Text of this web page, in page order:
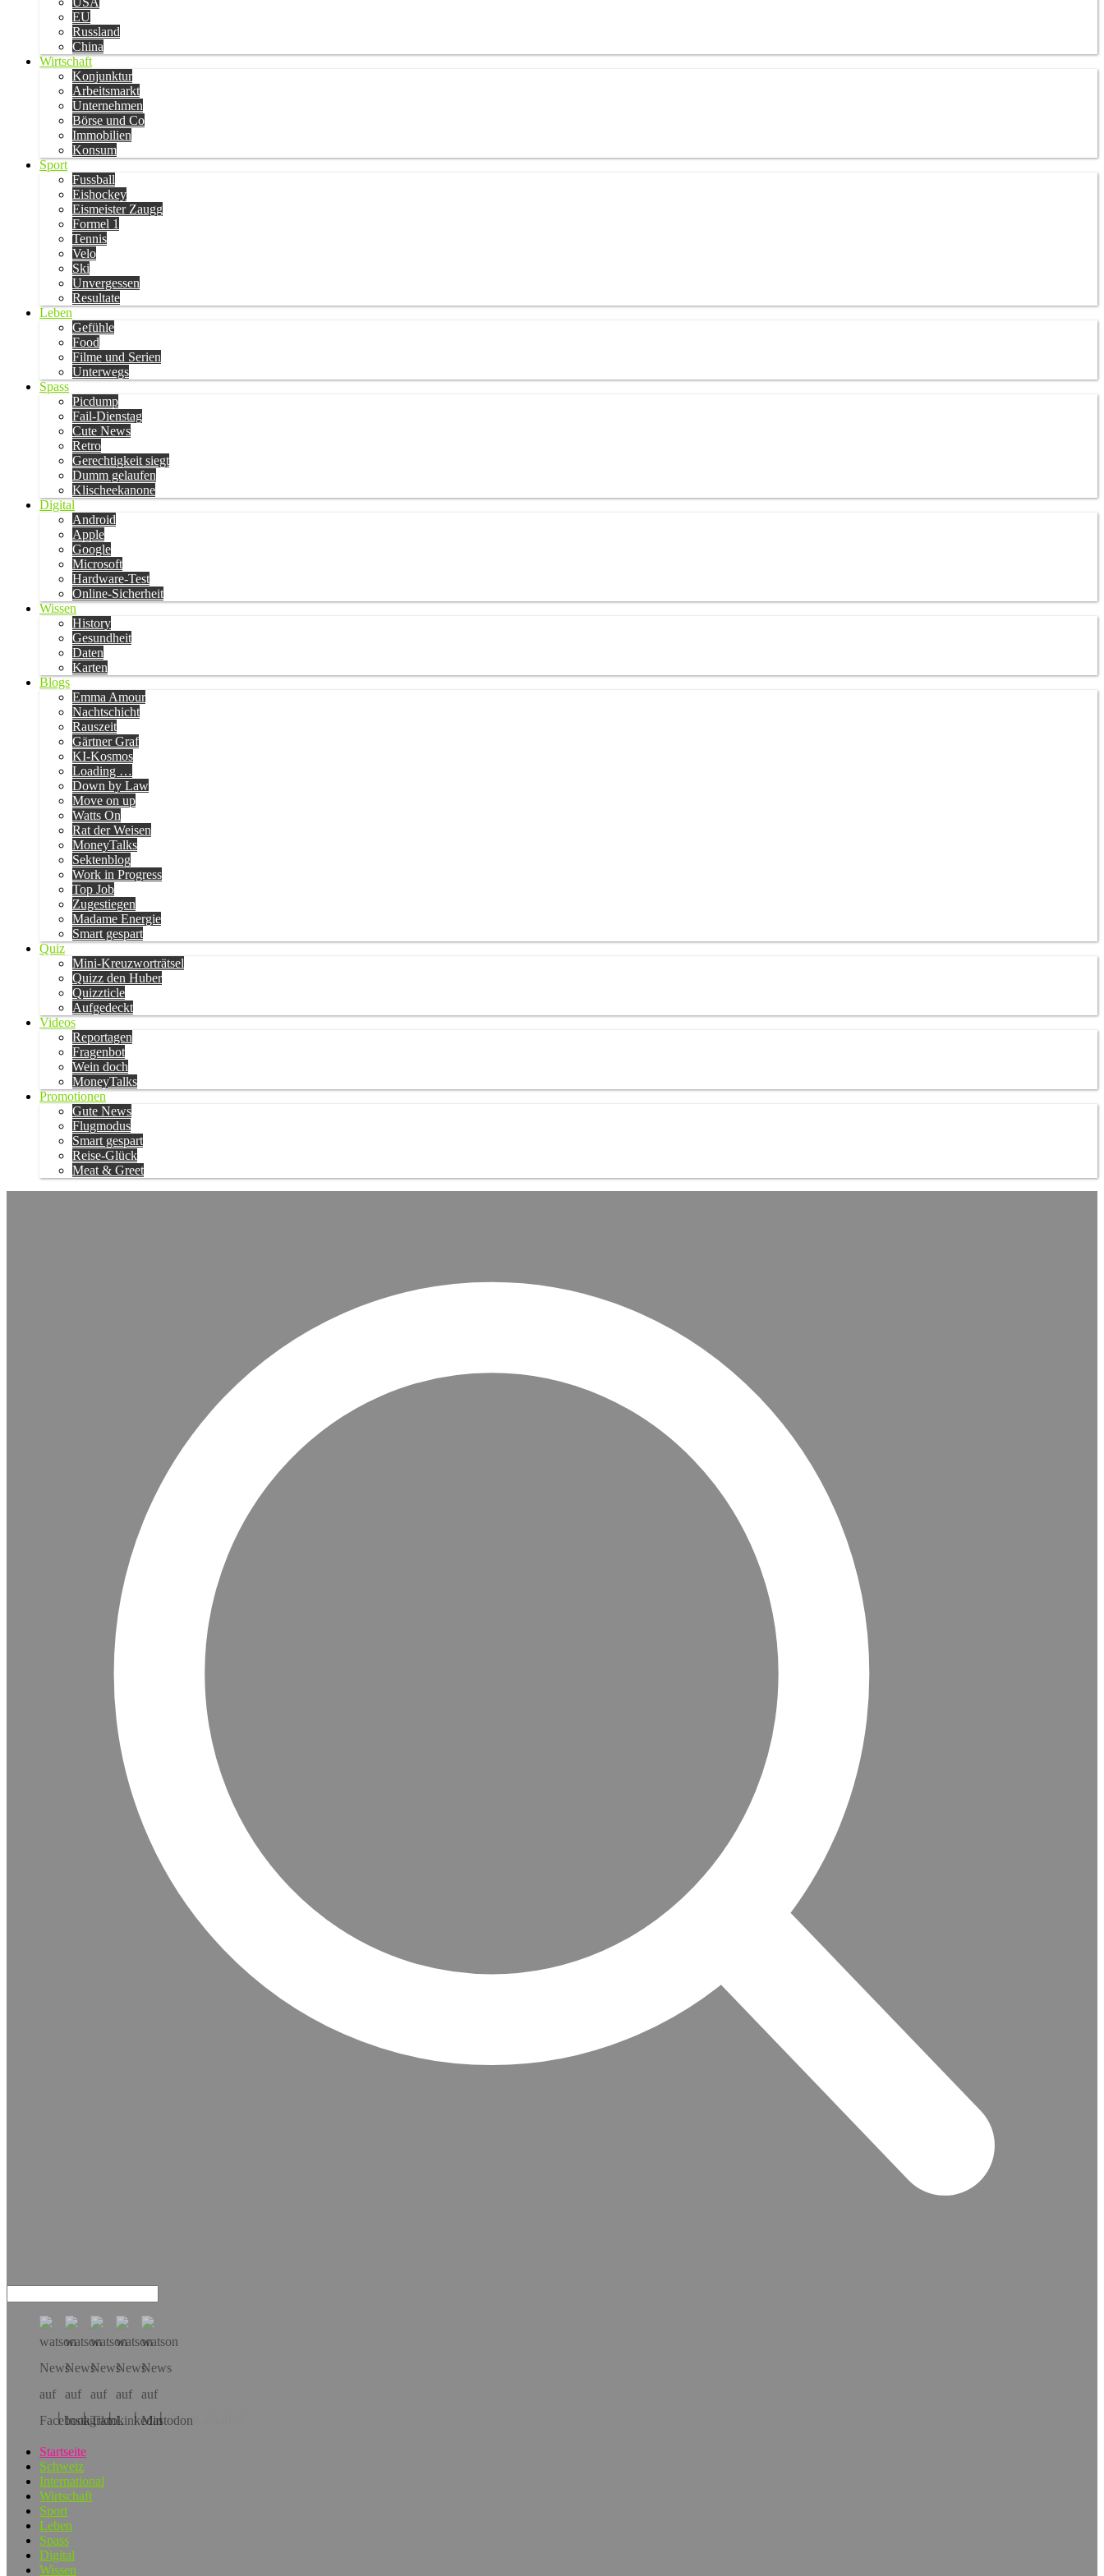
EU
Russland
China
Wirtschaft
Konjunktur
Arbeitsmarkt
Unternehmen
Börse und Co
Immobilien
Konsum
Sport
Fussball
Eishockey
Eismeister Zaugg
Formel 1
Tennis
Velo
Ski
Unvergessen
Resultate
Leben
Gefühle
Food
Filme und Serien
Unterwegs
Spass
Picdump
Fail-Dienstag
Cute News
Retro
Gerechtigkeit siegt
Dumm gelaufen
Klischeekanone
Digital
Android
Apple
Google
Microsoft
Hardware-Test
Online-Sicherheit
Wissen
History
Gesundheit
Daten
Karten
Blogs
Emma Amour
Nachtschicht
Rauszeit
Gärtner Graf
KI-Kosmos
Loading …
Down by Law
Move on up
Watts On
Rat der Weisen
MoneyTalks
Sektenblog
Work in Progress
Top Job
Zugestiegen
Madame Energie
Smart gespart
Quiz
Mini-Kreuzworträtsel
Quizz den Huber
Quizzticle
Aufgedeckt
Videos
Reportagen
Fragenbot
Wein doch
MoneyTalks
Promotionen
Gute News
Flugmodus
Smart gespart
Reise-Glück
Meat & Greet
Hol dir die App!
Startseite
Schweiz
International
Wirtschaft
Sport
Leben
Spass
Digital
Wissen